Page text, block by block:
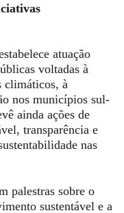
atuação
voltadas à
climáticos, à
nos municípios sul-
ainda ações de
transparência e
nas
palestras sobre o
sustentável e a